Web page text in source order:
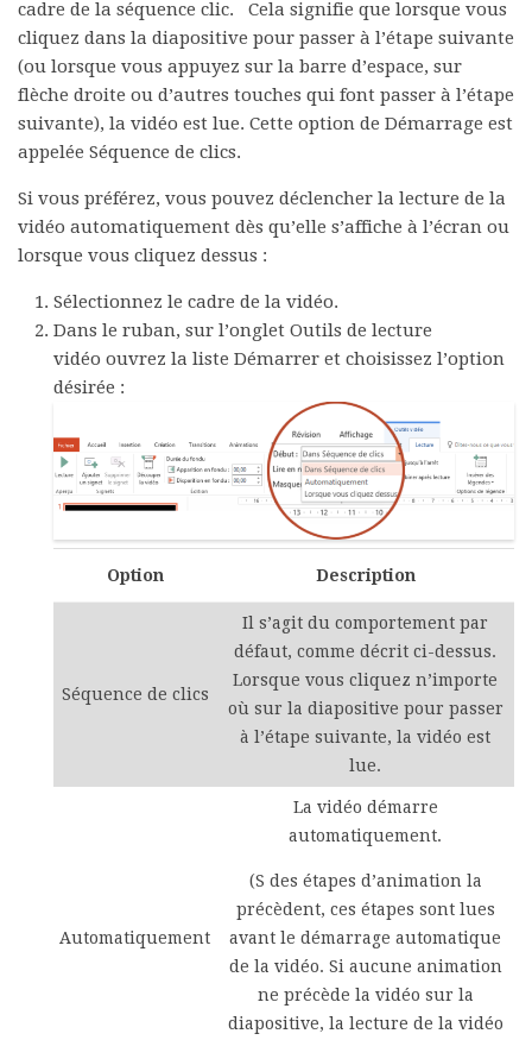
cadre de la séquence clic. Cela signifie que lorsque vous
cliquez dans la diapositive pour passer à l’étape suivante
(ou lorsque vous appuyez sur la barre d’espace, sur
flèche droite ou d’autres touches qui font passer à l’étape
suivante), la vidéo est lue. Cette option de Démarrage est
appelée Séquence de clics.
Si vous préférez, vous pouvez déclencher la lecture de la
vidéo automatiquement dès qu’elle s’affiche à l’écran ou
lorsque vous cliquez dessus :
Sélectionnez le cadre de la vidéo.
Dans le ruban, sur l’onglet Outils de lecture
vidéo ouvrez la liste Démarrer et choisissez l’option
désirée :
Option Description
Séquence de clics
Il s’agit du comportement par
défaut, comme décrit ci-dessus.
Lorsque vous cliquez n’importe
où sur la diapositive pour passer
à l’étape suivante, la vidéo est
lue.
Automatiquement
La vidéo démarre
automatiquement.
(S des étapes d’animation la
précèdent, ces étapes sont lues
avant le démarrage automatique
de la vidéo. Si aucune animation
ne précède la vidéo sur la
diapositive, la lecture de la vidéo